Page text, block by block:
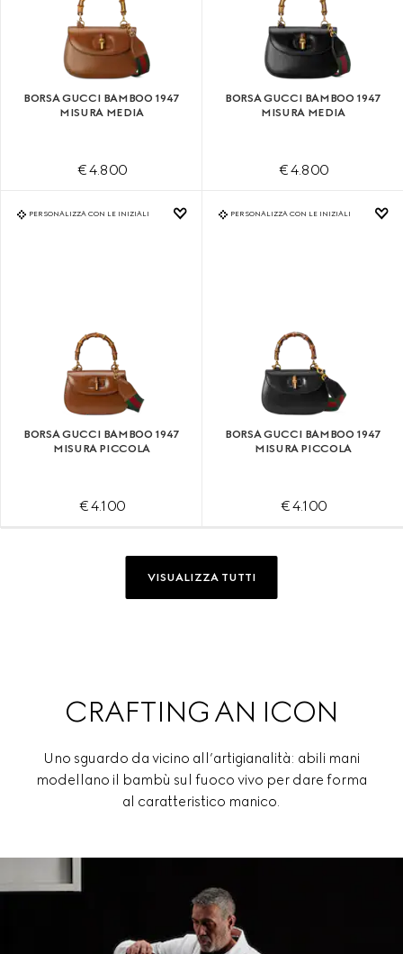
BORSA GUCCI BAMBOO 1947
MISURA MEDIA
€ 4.800
BORSA GUCCI BAMBOO 1947
MISURA MEDIA
€ 4.800
PERSONALIZZA CON LE INIZIALI
BORSA GUCCI BAMBOO 1947
MISURA PICCOLA
€ 4.100
PERSONALIZZA CON LE INIZIALI
BORSA GUCCI BAMBOO 1947
MISURA PICCOLA
€ 4.100
VISUALIZZA TUTTI
CRAFTING AN ICON
Uno sguardo da vicino all’artigianalità: abili mani
modellano il bambù sul fuoco vivo per dare forma
al caratteristico manico.